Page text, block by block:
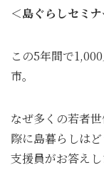
＜島ぐらしセミ
この5年間で
市。
なぜ多くの若者
際に島暮らしは
支援員がお答えし